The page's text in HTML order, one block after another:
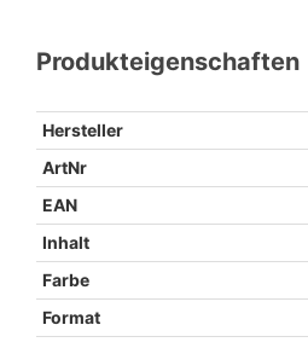
Produkteigenschaften
Hersteller
ArtNr
EAN
Inhalt
Farbe
Format